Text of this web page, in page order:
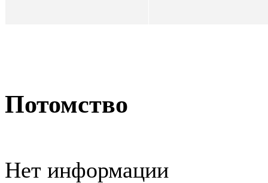
Потомство
Нет информации